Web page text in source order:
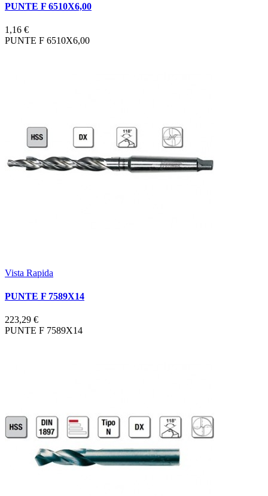
PUNTE F 6510X6,00
1,16 €
PUNTE F 6510X6,00
Vista Rapida
PUNTE F 7589X14
223,29 €
PUNTE F 7589X14